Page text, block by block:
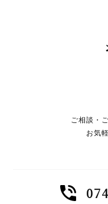
ご相談・
お気